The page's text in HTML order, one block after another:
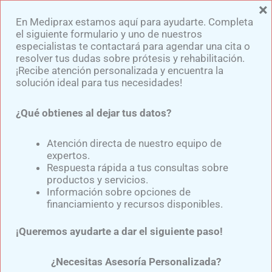
contenido
Amputación Transpelviana
o Hemipelvectomía:
Desafíos y Proceso de
Rehabilitación
PorSamuel Medina/septiembre 16, 2024
amputación transpelviana o hemipelvectomía
En Mediprax estamos aquí para ayudarte. Completa
el siguiente formulario y uno de nuestros
especialistas te contactará para agendar una cita o
resolver tus dudas sobre prótesis y rehabilitación.
¡Recibe atención personalizada y encuentra la
solución ideal para tus necesidades!
¿Qué obtienes al dejar tus datos?
Atención directa de nuestro equipo de
expertos.
Respuesta rápida a tus consultas sobre
productos y servicios.
Información sobre opciones de
financiamiento y recursos disponibles.
¡Queremos ayudarte a dar el siguiente paso!
¿Necesitas Asesoría Personalizada?
×